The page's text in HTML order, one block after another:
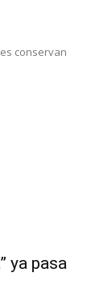
conservan
ya pasa